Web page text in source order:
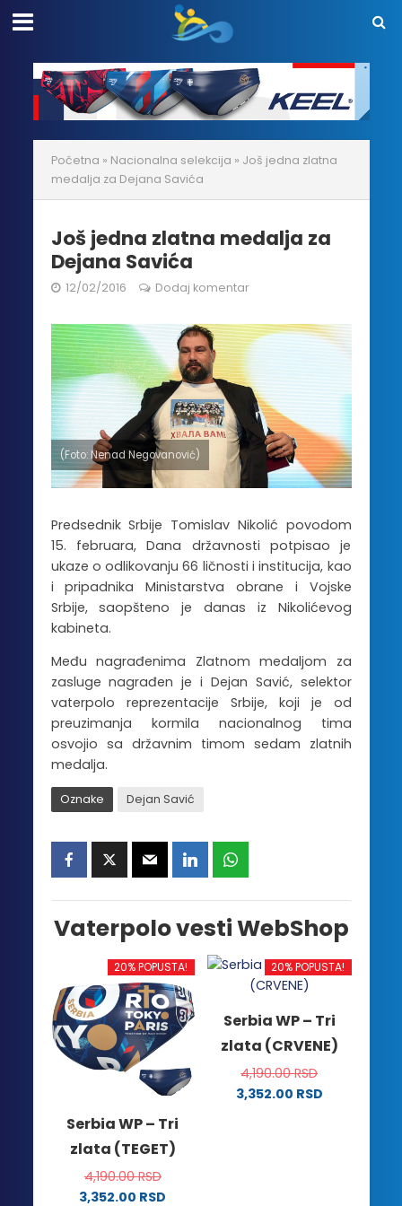
Početna » Nacionalna selekcija » Još jedna zlatna
medalja za Dejana Savića
Još jedna zlatna medalja za
Dejana Savića
12/02/2016 Dodaj komentar
(Foto: Nenad Negovanović)
Predsednik Srbije Tomislav Nikolić povodom
15. februara, Dana državnosti potpisao je
ukaze o odlikovanju 66 ličnosti i institucija, kao
i pripadnika Ministarstva obrane i Vojske
Srbije, saopšteno je danas iz Nikolićevog
kabineta.
Među nagrađenima Zlatnom medaljom za
zasluge nagrađen je i Dejan Savić, selektor
vaterpolo reprezentacije Srbije, koji je od
preuzimanja kormila nacionalnog tima
osvojio sa državnim timom sedam zlatnih
medalja.
Oznake Dejan Savić
Vaterpolo vesti WebShop
20% POPUSTA!
Serbia WP – Tri
zlata (TEGET)
4,190.00RSD
3,352.00 RSD
20% POPUSTA!
Serbia WP – Tri
zlata (CRVENE)
4,190.00RSD
3,352.00 RSD